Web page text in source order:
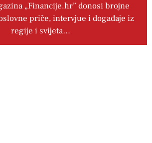
„Financije.hr” donosi brojne
priče, intervjue i događaje iz
regije i svijeta…